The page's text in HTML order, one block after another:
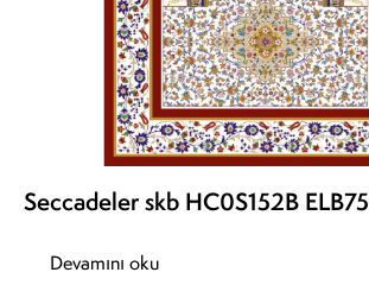
Seccadeler skb HC0S152B ELB75
Devamını oku